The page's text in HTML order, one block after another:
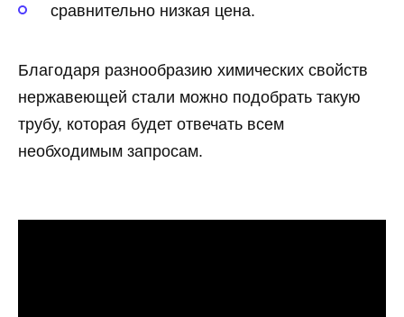
сравнительно низкая цена.
Благодаря разнообразию химических свойств
нержавеющей стали можно подобрать такую
трубу, которая будет отвечать всем
необходимым запросам.